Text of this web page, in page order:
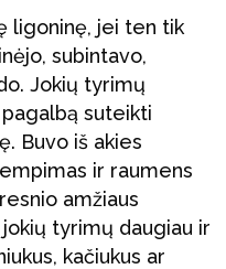
ligoninę, jei ten tik
subintavo,
Jokių tyrimų
suteikti
Buvo iš akies
ir raumens
amžiaus
tyrimų daugiau ir
kačiukus ar